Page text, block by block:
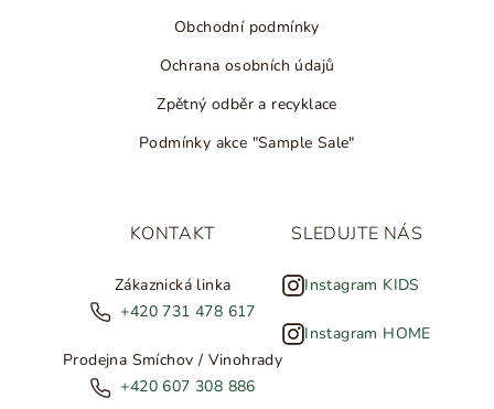
Obchodní podmínky
Ochrana osobních údajů
Zpětný odběr a recyklace
Podmínky akce "Sample Sale"
KONTAKT
Zákaznická linka
+420 731 478 617
Prodejna Smíchov / Vinohrady
+420 607 308 886
SLEDUJTE NÁS
Instagram KIDS
Instagram HOME